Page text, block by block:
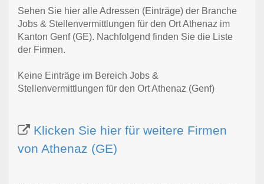
Sehen Sie hier alle Adressen (Einträge) der Branche
Jobs & Stellenvermittlungen für den Ort Athenaz im
Kanton Genf (GE). Nachfolgend finden Sie die Liste
der Firmen.
Keine Einträge im Bereich Jobs &
Stellenvermittlungen für den Ort Athenaz (Genf)
Klicken Sie hier für weitere Firmen
von Athenaz (GE)